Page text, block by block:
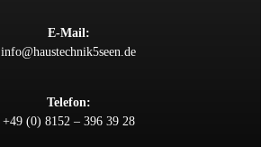
E-Mail:
info@haustechnik5seen.de
Telefon:
+49 (0) 8152 – 396 39 28